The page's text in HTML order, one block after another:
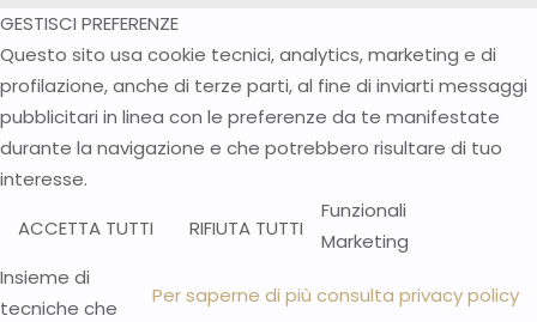
GESTISCI PREFERENZE
Questo sito usa cookie tecnici, analytics, marketing e di
profilazione, anche di terze parti, al fine di inviarti messaggi
pubblicitari in linea con le preferenze da te manifestate
durante la navigazione e che potrebbero risultare di tuo
interesse.
ACCETTA TUTTI
RIFIUTA TUTTI
Per saperne di più consulta privacy policy
Funzionali
Marketing
Insieme di
tecniche che